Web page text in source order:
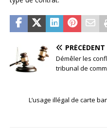
PRÉCÉDENT
Démêler les
tribunal de
L’usage illégal de carte